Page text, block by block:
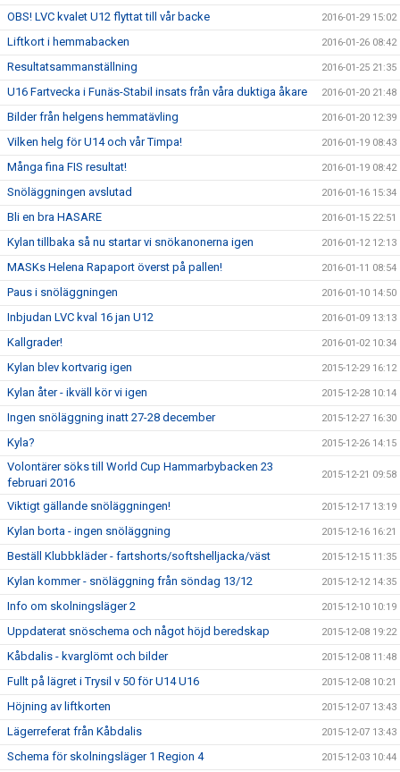
OBS! LVC kvalet U12 flyttat till vår backe 2016-01-29 15:02
Liftkort i hemmabacken 2016-01-26 08:42
Resultatsammanställning 2016-01-25 21:35
U16 Fartvecka i Funäs-Stabil insats från våra duktiga åkare 2016-01-20 21:48
Bilder från helgens hemmatävling 2016-01-20 12:39
Vilken helg för U14 och vår Timpa! 2016-01-19 08:43
Många fina FIS resultat! 2016-01-19 08:42
Snöläggningen avslutad 2016-01-16 15:34
Bli en bra HASARE 2016-01-15 22:51
Kylan tillbaka så nu startar vi snökanonerna igen 2016-01-12 12:13
MASKs Helena Rapaport överst på pallen! 2016-01-11 08:54
Paus i snöläggningen 2016-01-10 14:50
Inbjudan LVC kval 16 jan U12 2016-01-09 13:13
Kallgrader! 2016-01-02 10:34
Kylan blev kortvarig igen 2015-12-29 16:12
Kylan åter - ikväll kör vi igen 2015-12-28 10:14
Ingen snöläggning inatt 27-28 december 2015-12-27 16:30
Kyla? 2015-12-26 14:15
Volontärer söks till World Cup Hammarbybacken 23
februari 2016
2015-12-21 09:58
Viktigt gällande snöläggningen! 2015-12-17 13:19
Kylan borta - ingen snöläggning 2015-12-16 16:21
Beställ Klubbkläder - fartshorts/softshelljacka/väst 2015-12-15 11:35
Kylan kommer - snöläggning från söndag 13/12 2015-12-12 14:35
Info om skolningsläger 2 2015-12-10 10:19
Uppdaterat snöschema och något höjd beredskap 2015-12-08 19:22
Kåbdalis - kvarglömt och bilder 2015-12-08 11:48
Fullt på lägret i Trysil v 50 för U14 U16 2015-12-08 10:21
Höjning av liftkorten 2015-12-07 13:43
Lägerreferat från Kåbdalis 2015-12-07 13:43
Schema för skolningsläger 1 Region 4 2015-12-03 10:44